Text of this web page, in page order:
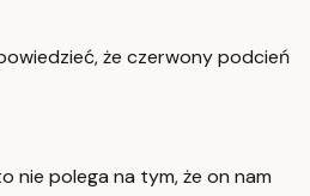
że czerwony podcień
nie polega na tym, że on nam